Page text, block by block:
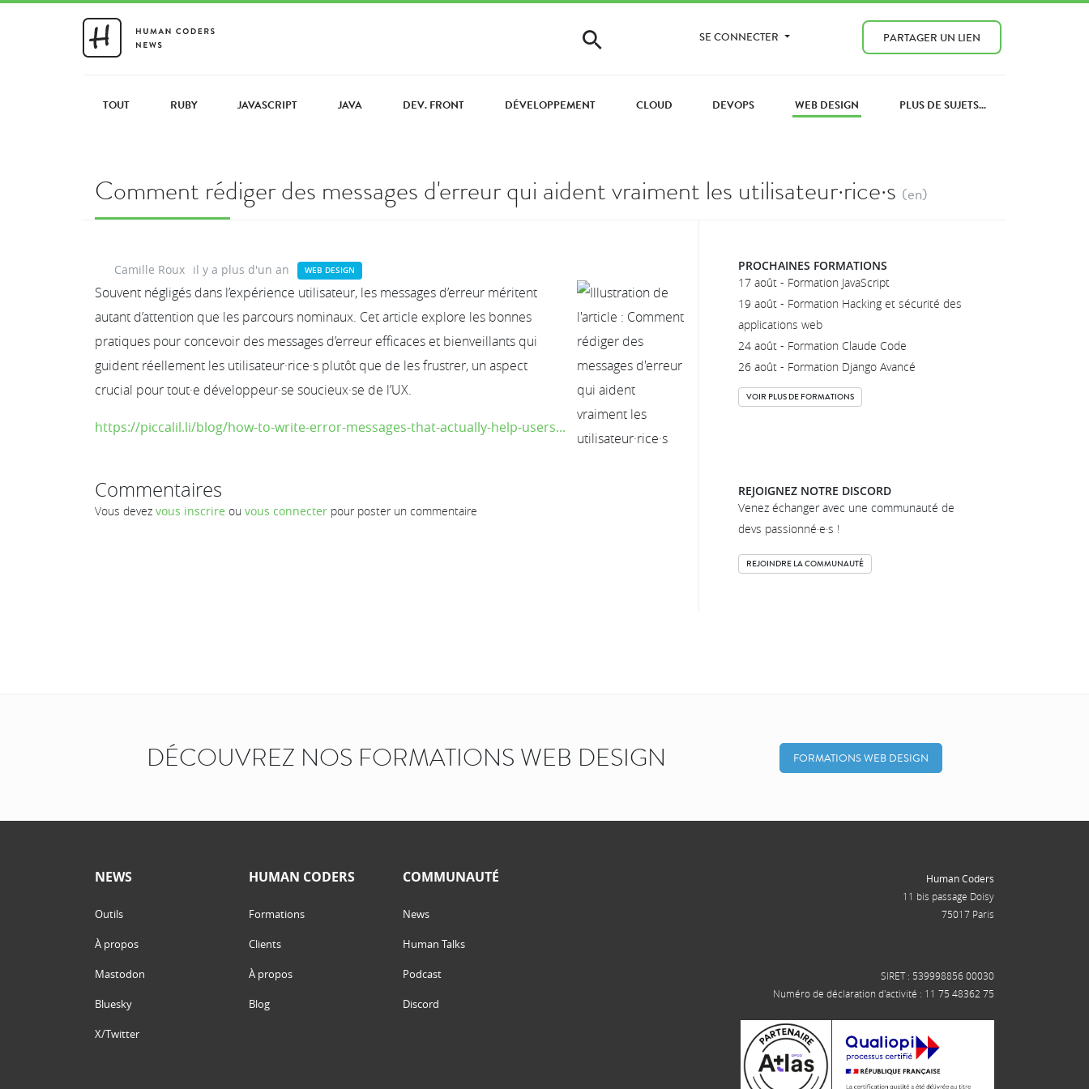
SE CONNECTER PARTAGER UN LIEN
TOUT RUBY JAVASCRIPT JAVA DEV. FRONT DÉVELOPPEMENT CLOUD DEVOPS WEB DESIGN PLUS DE SUJETS...
Comment rédiger des messages d'erreur qui aident vraiment les utilisateur·rice·s (en)
Camille Roux il y a plus d'un an WEB DESIGN
Souvent négligés dans l’expérience utilisateur, les messages d’erreur méritent
autant d’attention que les parcours nominaux. Cet article explore les bonnes
pratiques pour concevoir des messages d’erreur efficaces et bienveillants qui
guident réellement les utilisateur·rice·s plutôt que de les frustrer, un aspect
crucial pour tout·e développeur·se soucieux·se de l’UX.
https://piccalil.li/blog/how-to-write-error-messages-that-actually-help-users...
Commentaires
Vous devez vous inscrire ou vous connecter pour poster un commentaire
PROCHAINES FORMATIONS
17 août - Formation JavaScript
19 août - Formation Hacking et sécurité des
applications web
24 août - Formation Claude Code
26 août - Formation Django Avancé
VOIR PLUS DE FORMATIONS
REJOIGNEZ NOTRE DISCORD
Venez échanger avec une communauté de
devs passionné·e·s !
REJOINDRE LA COMMUNAUTÉ
DÉCOUVREZ NOS FORMATIONS WEB DESIGN FORMATIONS WEB DESIGN
NEWS
Outils
À propos
Mastodon
Bluesky
X/Twitter
HUMAN CODERS
Formations
Clients
À propos
Blog
COMMUNAUTÉ
News
Human Talks
Podcast
Discord
Human Coders
11 bis passage Doisy
75017 Paris
SIRET : 539998856 00030
Numéro de déclaration d'activité : 11 75 48362 75